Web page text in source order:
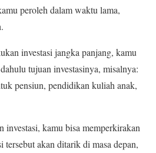
peroleh dalam waktu lama,
investasi jangka panjang, kamu
tujuan investasinya, misalnya:
pensiun, pendidikan kuliah anak,
investasi, kamu bisa memperkirakan
tersebut akan ditarik di masa depan,